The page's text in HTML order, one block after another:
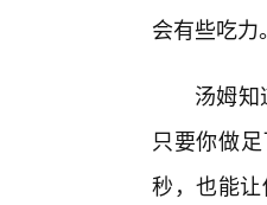
会有些吃
汤姆知
只要你做
秒，也能